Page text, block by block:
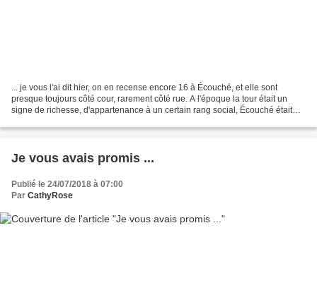
... je vous l'ai dit hier, on en recense encore 16 à Écouché, et elle sont
presque toujours côté cour, rarement côté rue. A l'époque la tour était un
signe de richesse, d'appartenance à un certain rang social, Écouché était
Je vous avais promis ...
Publié le 24/07/2018 à 07:00
Par CathyRose